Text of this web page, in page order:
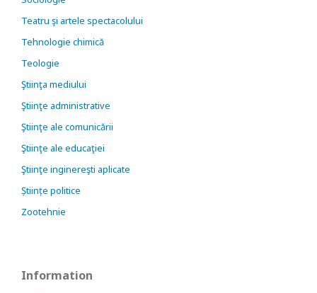
Teatru şi artele spectacolului
Tehnologie chimică
Teologie
Ştiinţa mediului
Ştiinţe administrative
Ştiinţe ale comunicării
Ştiinţe ale educaţiei
Ştiinţe inginereşti aplicate
Științe politice
Zootehnie
Information